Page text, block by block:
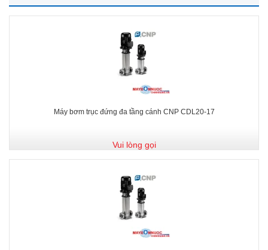
Máy bơm trục đứng đa tầng cánh CNP CDL20-17
Vui lòng gọi